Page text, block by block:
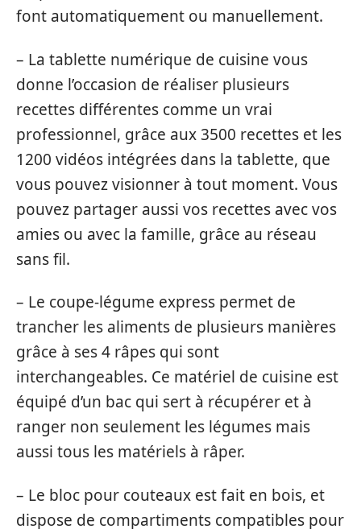
font automatiquement ou manuellement.
– La tablette numérique de cuisine vous
donne l’occasion de réaliser plusieurs
recettes différentes comme un vrai
professionnel, grâce aux 3500 recettes et les
1200 vidéos intégrées dans la tablette, que
vous pouvez visionner à tout moment. Vous
pouvez partager aussi vos recettes avec vos
amies ou avec la famille, grâce au réseau
sans fil.
– Le coupe-légume express permet de
trancher les aliments de plusieurs manières
grâce à ses 4 râpes qui sont
interchangeables. Ce matériel de cuisine est
équipé d’un bac qui sert à récupérer et à
ranger non seulement les légumes mais
aussi tous les matériels à râper.
– Le bloc pour couteaux est fait en bois, et
dispose de compartiments compatibles pour